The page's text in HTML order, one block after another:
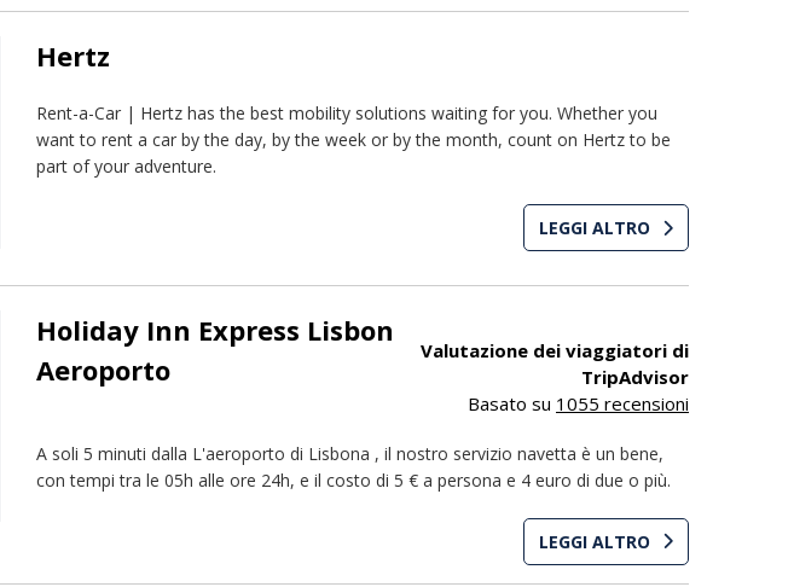
Hertz
Rent-a-Car | Hertz has the best mobility solutions waiting for you. Whether you
want to rent a car by the day, by the week or by the month, count on Hertz to be
part of your adventure.
LEGGI ALTRO
Holiday Inn Express Lisbon
Aeroporto
Valutazione dei viaggiatori di
TripAdvisor
Basato su 1055 recensioni
A soli 5 minuti dalla L'aeroporto di Lisbona , il nostro servizio navetta è un bene,
con tempi tra le 05h alle ore 24h, e il costo di 5 € a persona e 4 euro di due o più.
LEGGI ALTRO